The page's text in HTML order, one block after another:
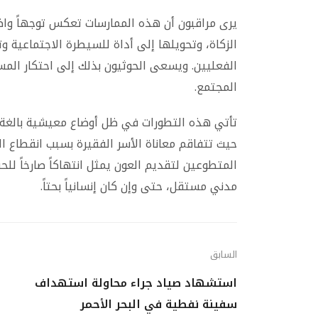
يرى مراقبون أن هذه الممارسات تعكس توجهاً
الزكاة، وتحويلها إلى أداة للسيطرة
الفعليين. ويسعى الحوثيون بذلك إلى احتكار
المجتمع.
تأتي هذه التطورات في ظل أوضاع معيشية
حيث تتفاقم معاناة الأسر الفقيرة بسبب انقطاع
المتطوعين لتقديم العون يمثل انتهاكاً
مدني مستقل، حتى وإن كان إنسانياً بحتاً.
السابق
استشهاد صياد جراء محاولة استهداف
سفينة نفطية في البحر الأحمر